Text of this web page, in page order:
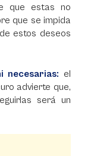
que estas no
que se impida
estos deseos
necesarias: el
advierte que,
será un